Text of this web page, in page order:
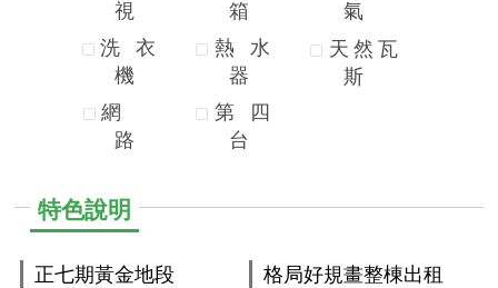
視
洗
衣
機
網
路
箱
熱
水
器
第
四
台
氣
天 然 瓦
斯
特色說明
正七期黃金地段
格局好規畫整棟出租